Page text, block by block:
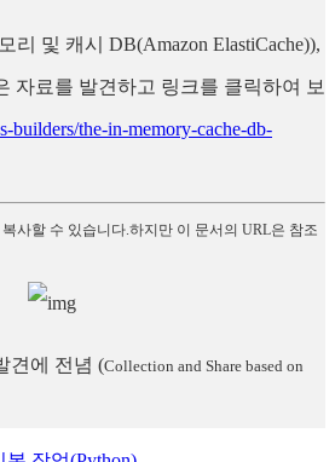
리 및 캐시 DB(Amazon ElastiCache)),
자료를 발견하고 링크를 클릭하여 보
builders/the-in-memory-cache-db-
사할 수 있습니다.하지만 이 문서의 URL은 참조
견에 전념 (Collection and Share based on